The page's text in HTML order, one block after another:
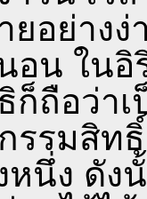
ยอย่างง่
อน ในอิ
ก็ถือว่า
รรมสิท
หนึ่ง ดัง